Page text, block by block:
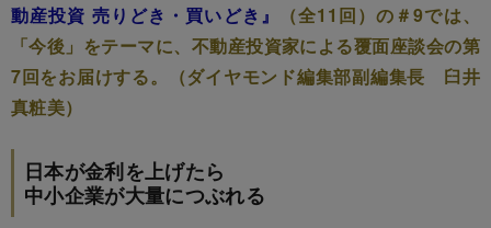
動産投資 売りどき・買いどき』
（全11回）の＃9では、
「今後」をテーマに、不動産投資家による覆面座談会の第
7回をお届けする。（ダイヤモンド編集部副編集長 臼井
真粧美）
日本が金利を上げたら
中小企業が大量につぶれる